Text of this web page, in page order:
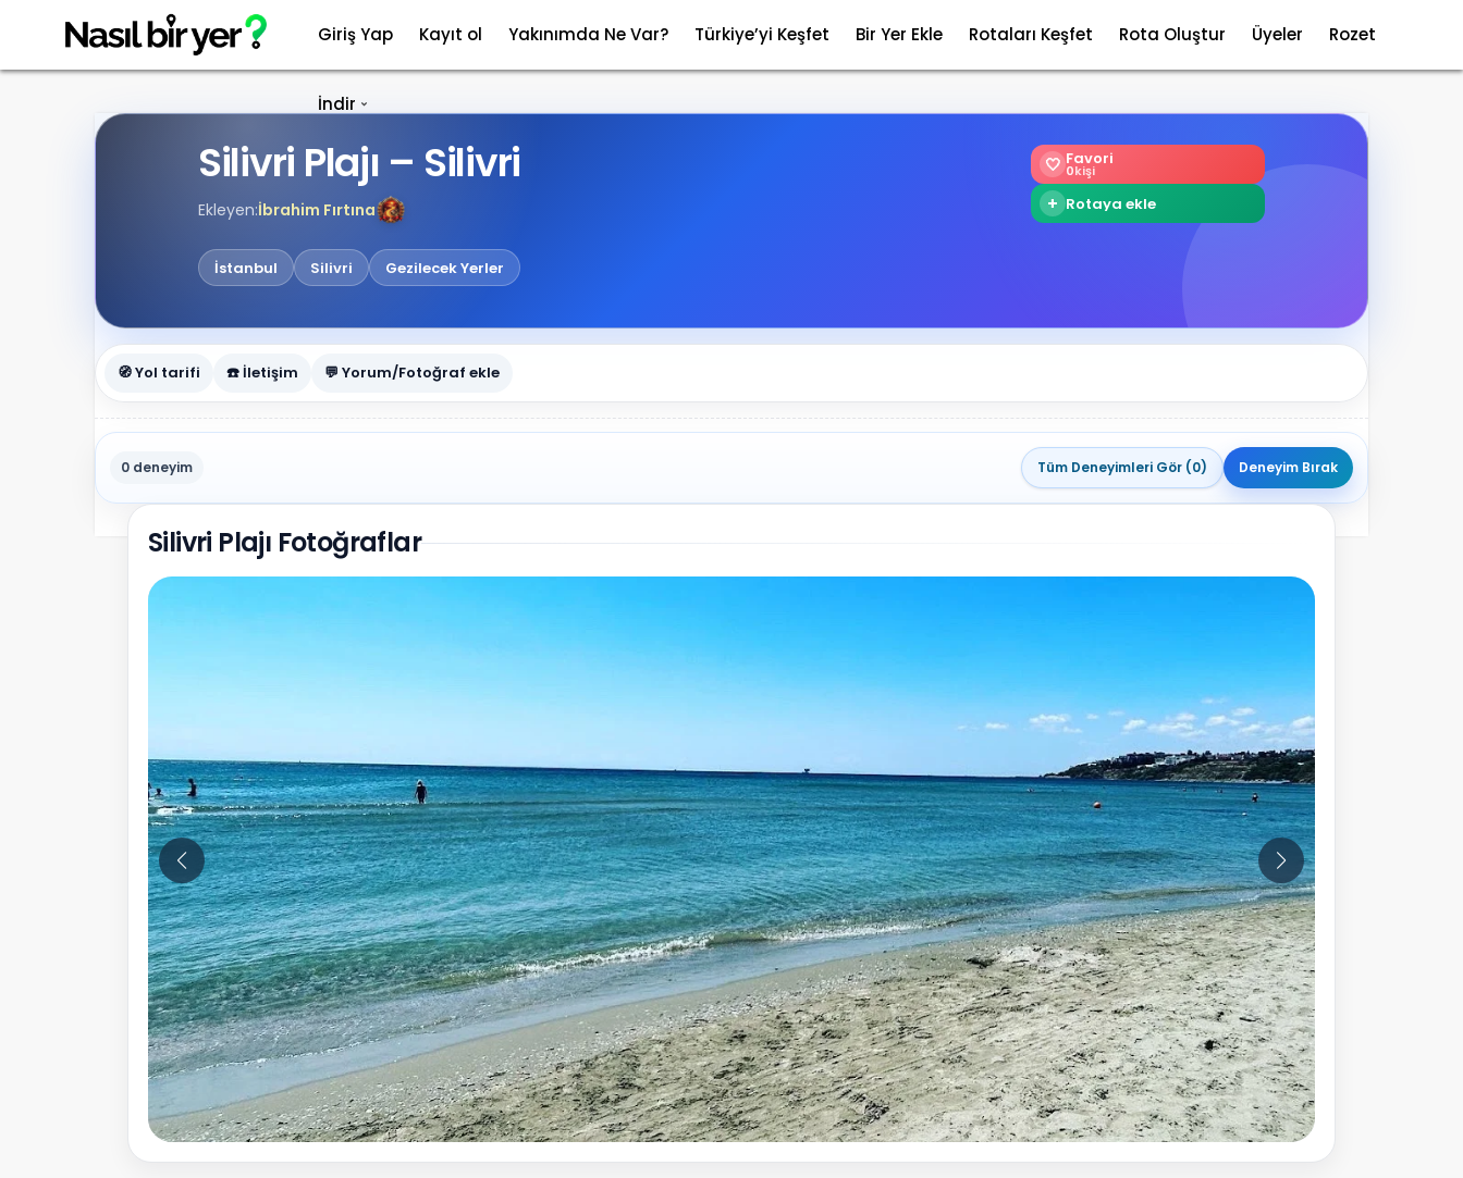
Giriş Yap Kayıt ol Yakınımda Ne Var? Türkiye’yi Keşfet Bir Yer Ekle Rotaları Keşfet Rota Oluştur Üyeler Rozet
İndir
Silivri Plajı – Silivri
Ekleyen:İbrahim Fırtına
İstanbul Silivri Gezilecek Yerler
🤍 Favori
0kişi
+ Rotaya ekle
🧭 Yol tarifi ☎️ İletişim 💬 Yorum/Fotoğraf ekle
0 deneyim Tüm Deneyimleri Gör (0) Deneyim Bırak
Silivri Plajı Fotoğraflar